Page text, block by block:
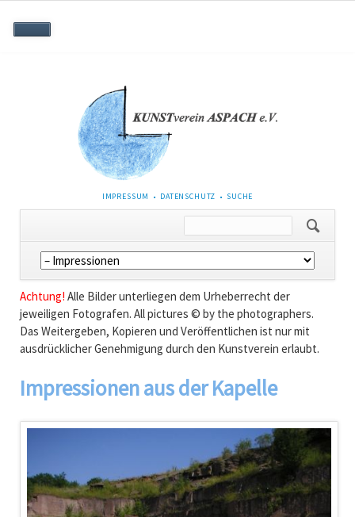
NAVIGATION
ÜBERSPRINGEN
IMPRESSUM DATENSCHUTZ SUCHE
Navigation
überspringen
Achtung! Alle Bilder unterliegen dem Urheberrecht der
jeweiligen Fotografen. All pictures © by the photographers.
Das Weitergeben, Kopieren und Veröffentlichen ist nur mit
ausdrücklicher Genehmigung durch den Kunstverein erlaubt.
Impressionen aus der Kapelle